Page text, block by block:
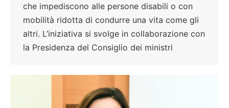
che impediscono alle persone disabili o con
mobilità ridotta di condurre una vita come gli
altri. L’iniziativa si svolge in collaborazione con
la Presidenza del Consiglio dei ministri